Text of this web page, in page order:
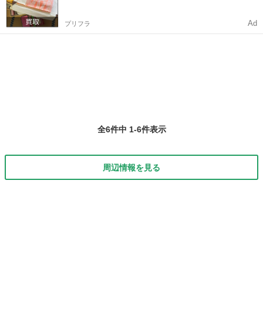
プリフラ Ad
全6件中 1-6件表示
周辺情報を見る